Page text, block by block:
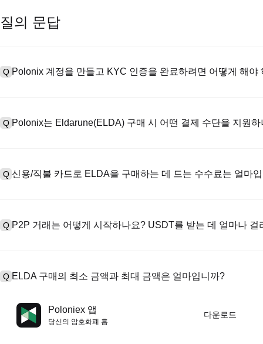
질의 문답
Q Polonix 계정을 만들고 KYC 인증을 완료하려면 어떻게 해야
하여 유효한 신분증 문서를 업로드하고 셀카를 찍어 KYC 인증을 완
Q Polonix는 Eldarune(ELDA) 구매 시 어떤 결제 수단을 지원하
를 초과하는 대규모 거래에 대한 장외 거래(OTC 거래, 맞춤형 견적
Q 신용/직불 카드로 ELDA을 구매하는 데 드는 수수료는 얼마
현물 거래 수수료(최대 0.05%)가 적용됩니다.
Q P2P 거래는 어떻게 시작하나요? USDT를 받는 데 얼마나 걸
반적으로 15분에서 2시간 정도 소요됩니다.
Q ELDA 구매의 최소 금액과 최대 금액은 얼마입니까?
최소 한도와 최대 한도는 구매 방법과 인증 수준에 따라 다릅니다.
제공업체에 따라 다릅니다. 대부분의 P2P 판매자는 최소 구매 요
필요합니다. 진행하기 전에 각 페이지에서 특정 한도를 확인할 수 있
Poloniex 앱
당신의 암호화폐 홈
다운로드